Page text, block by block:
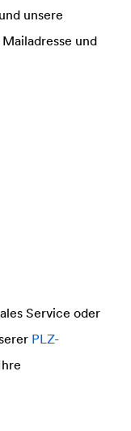
unsere
und
Service oder
PLZ-